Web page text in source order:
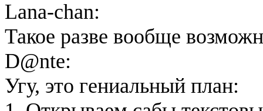
Lana-chan:
Такое разве вообще
D@nte:
Угу, это гениальный план: